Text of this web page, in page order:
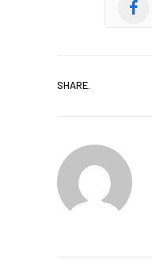
SHARE.